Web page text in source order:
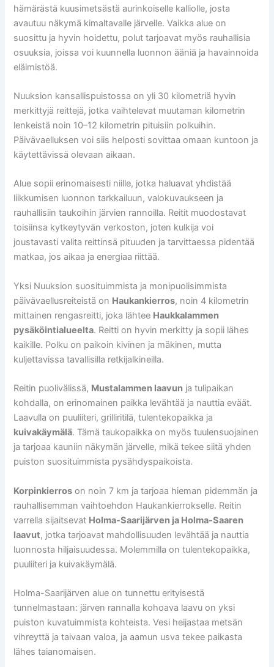
hämärästä kuusimetsästä aurinkoiselle kalliolle, josta
avautuu näkymä kimaltavalle järvelle. Vaikka alue on
suosittu ja hyvin hoidettu, polut tarjoavat myös rauhallisia
osuuksia, joissa voi kuunnella luonnon ääniä ja havainnoida
eläimistöä.
Nuuksion kansallispuistossa on yli 30 kilometriä hyvin
merkittyjä reittejä, jotka vaihtelevat muutaman kilometrin
lenkeistä noin 10–12 kilometrin pituisiin polkuihin.
Päivävaelluksen voi siis helposti sovittaa omaan kuntoon ja
käytettävissä olevaan aikaan.
Alue sopii erinomaisesti niille, jotka haluavat yhdistää
liikkumisen luonnon tarkkailuun, valokuvaukseen ja
rauhallisiin taukoihin järvien rannoilla. Reitit muodostavat
toisiinsa kytkeytyvän verkoston, joten kulkija voi
joustavasti valita reittinsä pituuden ja tarvittaessa pidentää
matkaa, jos aikaa ja energiaa riittää.
Yksi Nuuksion suosituimmista ja monipuolisimmista
päivävaellusreiteistä on Haukankierros, noin 4 kilometrin
mittainen rengasreitti, joka lähtee Haukkalammen
pysäköintialueelta. Reitti on hyvin merkitty ja sopii lähes
kaikille. Polku on paikoin kivinen ja mäkinen, mutta
kuljettavissa tavallisilla retkijalkineilla.
Reitin puolivälissä, Mustalammen laavun ja tulipaikan
kohdalla, on erinomainen paikka levähtää ja nauttia eväät.
Laavulla on puuliiteri, grilliritilä, tulentekopaikka ja
kuivakäymälä. Tämä taukopaikka on myös tuulensuojainen
ja tarjoaa kauniin näkymän järvelle, mikä tekee siitä yhden
puiston suosituimmista pysähdyspaikoista.
Korpinkierros on noin 7 km ja tarjoaa hieman pidemmän ja
rauhallisemman vaihtoehdon Haukankierrokselle. Reitin
varrella sijaitsevat Holma-Saarijärven ja Holma-Saaren
laavut, jotka tarjoavat mahdollisuuden levähtää ja nauttia
luonnosta hiljaisuudessa. Molemmilla on tulentekopaikka,
puuliiteri ja kuivakäymälä.
Holma-Saarijärven alue on tunnettu erityisestä
tunnelmastaan: järven rannalla kohoava laavu on yksi
puiston kuvatuimmista kohteista. Vesi heijastaa metsän
vihreyttä ja taivaan valoa, ja aamun usva tekee paikasta
lähes taianomaisen.